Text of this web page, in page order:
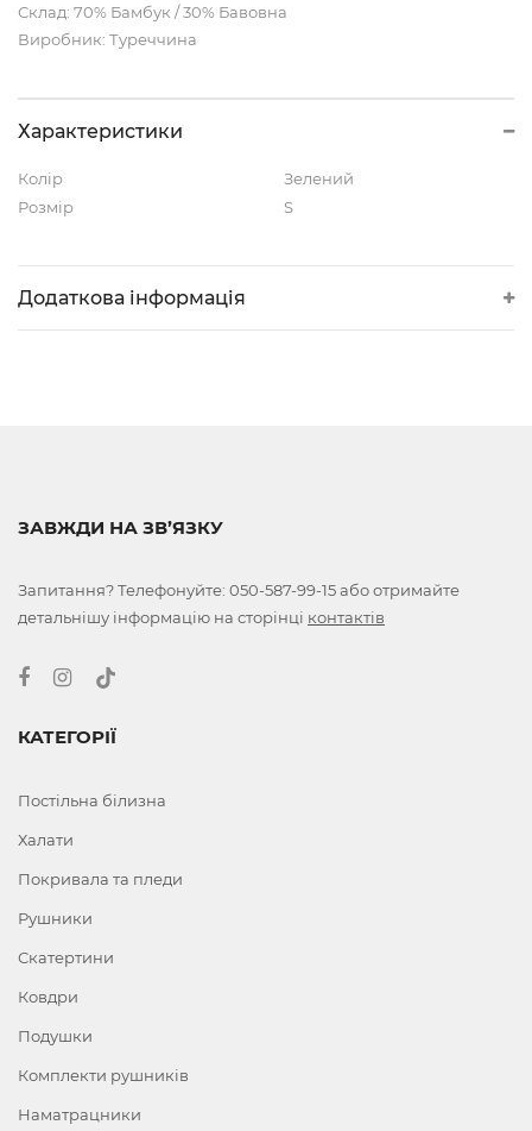
Склад: 70% Бамбук / 30% Бавовна
Виробник: Туреччина
Характеристики
Колір
Зелений
Розмір
S
Додаткова інформація
ЗАВЖДИ НА ЗВ’ЯЗКУ
Запитання? Телефонуйте: 050-587-99-15або отримайте
детальнішу інформацію на сторінці контактів
КАТЕГОРІЇ
Постільна білизна
Халати
Покривала та пледи
Рушники
Скатертини
Ковдри
Подушки
Комплекти рушників
Наматрацники